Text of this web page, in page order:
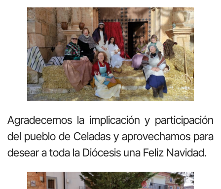
Agradecemos la implicación y participación
del pueblo de Celadas y aprovechamos para
desear a toda la Diócesis una Feliz Navidad.